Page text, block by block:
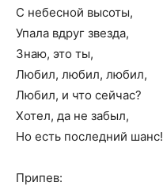
С небесной высоты,
Упала вдруг звезда,
Знаю, это ты,
Любил, любил, любил,
Любил, и что сейчас?
Хотел, да не забыл,
Но есть последний шанс!
Припев: